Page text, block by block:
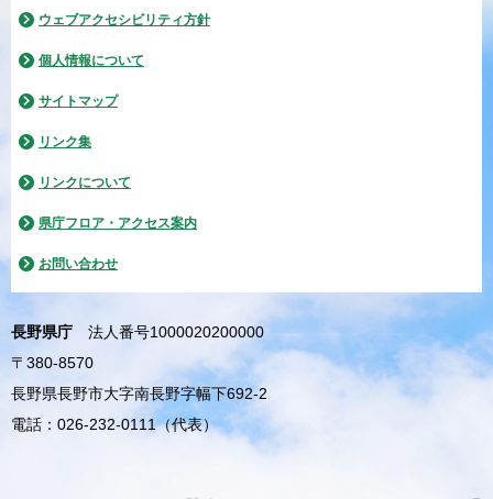
ウェブアクセシビリティ方針
個人情報について
サイトマップ
リンク集
リンクについて
県庁フロア・アクセス案内
お問い合わせ
長野県庁
法人番号1000020200000
〒380-8570
長野県長野市大字南長野字幅下692-2
電話：026-232-0111（代表）